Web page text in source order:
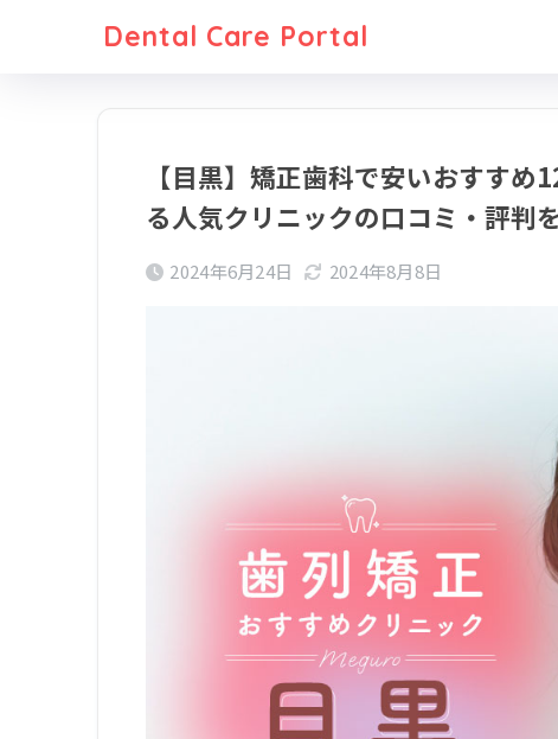
Dental Care Portal
【目黒】矯正歯科で安いおすす
る人気クリニックの口コミ・評
2024年6月24日 2024年8月8日